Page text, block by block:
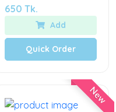
650 Tk.
Add
Quick Order
New